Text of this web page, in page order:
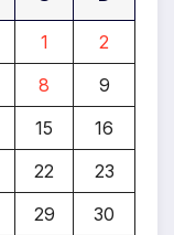
1
2
8
9
15
16
22
23
29
30